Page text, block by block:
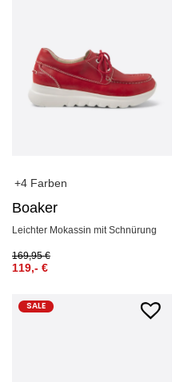
+4 Farben
Boaker
Leichter Mokassin mit Schnürung
169,95€
119,- €
SALE